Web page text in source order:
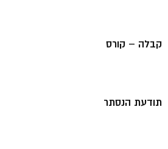
קבלה – קורס
תודעת הנסתר